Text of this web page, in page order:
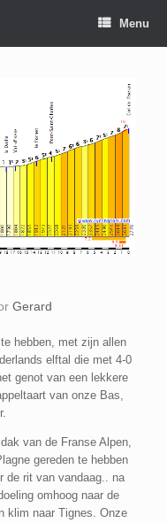
Menu
Gerard
hebben, met zijn allen
elftal die met 4-0
genot van een lekkere
van onze Bas,
van de Franse Alpen,
gereden te hebben
de rit van vandaag.. na
omhoog naar de
klim naar Tignes. Onze